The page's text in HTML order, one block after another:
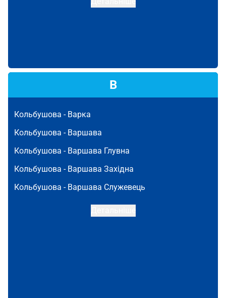
В
Кольбушова - Варка
Кольбушова - Варшава
Кольбушова - Варшава Глувна
Кольбушова - Варшава Західна
Кольбушова - Варшава Служевець